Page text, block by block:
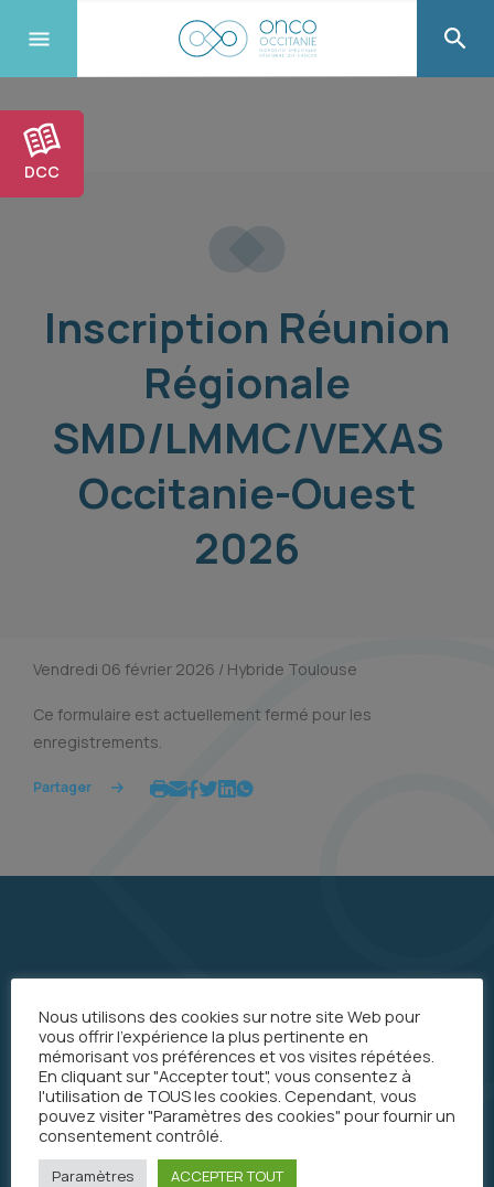
DCC
Inscription Réunion
Régionale
SMD/LMMC/VEXAS
Occitanie-Ouest
2026
Vendredi 06 février 2026 / Hybride Toulouse
Ce formulaire est actuellement fermé pour les
enregistrements.
Partager
Nous utilisons des cookies sur notre site Web pour
vous offrir l'expérience la plus pertinente en
mémorisant vos préférences et vos visites répétées.
En cliquant sur "Accepter tout", vous consentez à
l'utilisation de TOUS les cookies. Cependant, vous
pouvez visiter "Paramètres des cookies" pour fournir un
consentement contrôlé.
Paramètres ACCEPTER TOUT